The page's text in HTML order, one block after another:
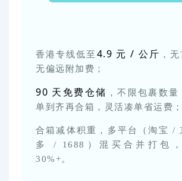
香港专线低至 4.9 元 / 公斤 ，
无偏远附加费；
90 天免费仓储 ，不限包裹数
单到齐再合箱，灵活凑单省运费；
合箱减体积重，多平台（淘宝 /
多 / 1688）混买合并打包
30%+。